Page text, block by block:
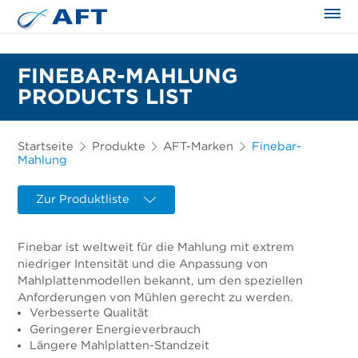
FINEBAR-MAHLUNG
PRODUCTS LIST
Startseite Produkte AFT-Marken
Finebar-
Mahlung
Zur Produktliste
Finebar ist weltweit für die Mahlung mit extrem
niedriger Intensität und die Anpassung von
Mahlplattenmodellen bekannt, um den speziellen
Anforderungen von Mühlen gerecht zu werden.
Verbesserte Qualität
Geringerer Energieverbrauch
Längere Mahlplatten-Standzeit